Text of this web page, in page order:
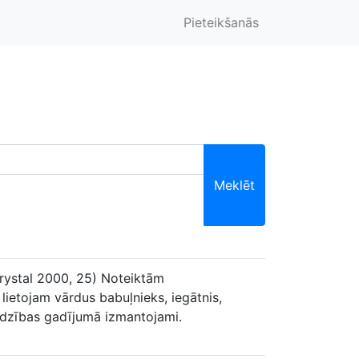
Pieteikšanās
Meklēt
2000, 25) Noteiktām
vārdus babuļnieks, iegātnis,
gadījumā izmantojami.